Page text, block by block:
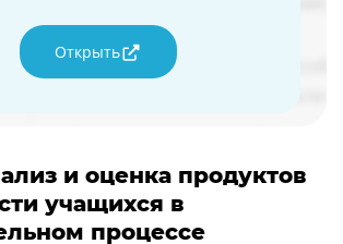
Открыть
и оценка продуктов
учащихся в
процессе